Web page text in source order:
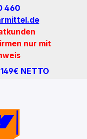
460
nur mit
NETTO